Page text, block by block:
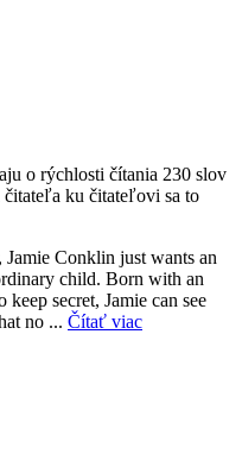
o rýchlosti čítania 230 slov
ku čitateľovi sa to
Conklin just wants an
child. Born with an
secret, Jamie can see
no ... Čítať viac